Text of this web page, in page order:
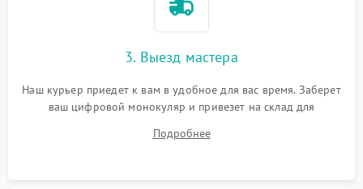
3. Выезд мастера
Наш курьер приедет к вам в удобное для вас время. Заберет
ваш цифровой монокуляр и привезет на склад для
Подробнее